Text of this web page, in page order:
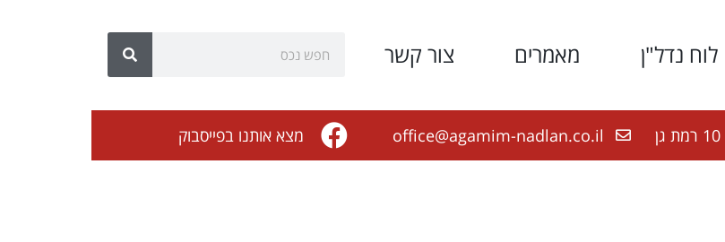
לוח נדל"ן מאמרים צור קשר
office@agamim-nadlan.co.il מצא אותנו בפייסבוק